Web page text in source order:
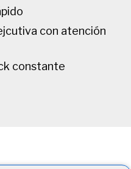
con atención
constante